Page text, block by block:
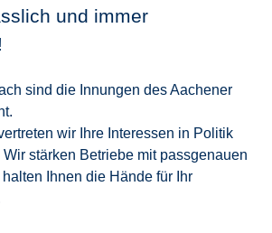
und immer
sind die Innungen des Aachener
wir Ihre Interessen in Politik
stärken Betriebe mit passgenauen
Ihnen die Hände für Ihr